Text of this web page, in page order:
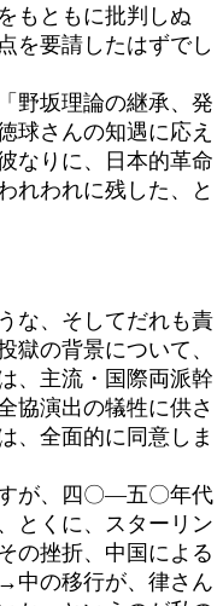
もともに批判しぬ
を要請したはずでし
野坂理論の継承、発
球さんの知遇に応え
なりに、日本的革命
れわれに残した、と
な、そしてだれも責
獄の背景について、
、主流・国際両派幹
協演出の犠牲に供さ
、全面的に同意しま
が、四〇―五〇年代
とくに、スターリン
の挫折、中国による
中の移行が、律さん